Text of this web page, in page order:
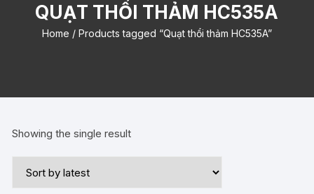
QUẠT THỔI THẢM HC535A
Home / Products tagged “Quạt thổi thảm HC535A”
Showing the single result